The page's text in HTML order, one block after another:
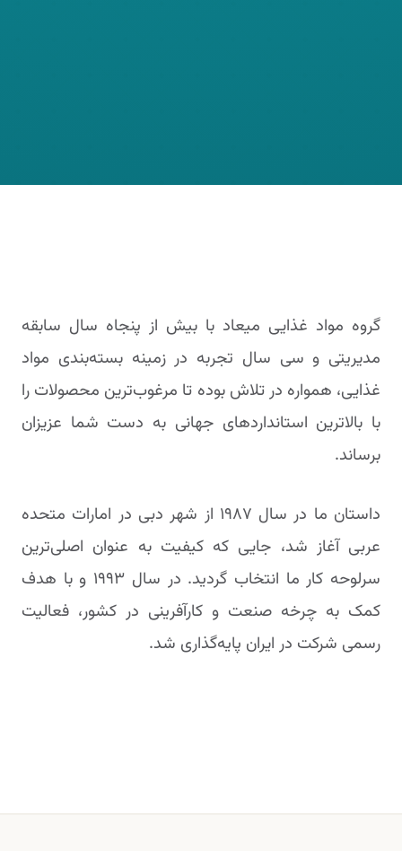
گروه مواد غذایی میعاد با بیش از پنجاه سال سابقه
مدیریتی و سی سال تجربه در زمینه بسته‌بندی مواد
غذایی، همواره در تلاش بوده تا مرغوب‌ترین محصولات را
با بالاترین استانداردهای جهانی به دست شما عزیزان
برساند.
داستان ما در سال ۱۹۸۷ از شهر دبی در امارات متحده
عربی آغاز شد، جایی که کیفیت به عنوان اصلی‌ترین
سرلوحه کار ما انتخاب گردید. در سال ۱۹۹۳ و با هدف
کمک به چرخه صنعت و کارآفرینی در کشور، فعالیت
رسمی شرکت در ایران پایه‌گذاری شد.